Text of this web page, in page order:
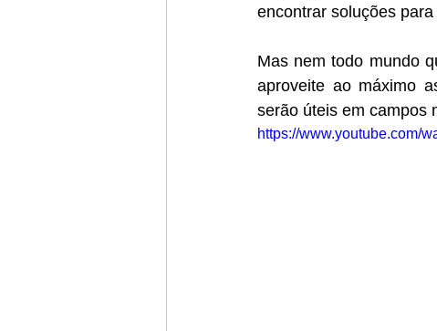
encontrar soluções para
Mas nem todo mundo
aproveite ao máximo
serão úteis em campos
https://www.youtube.com/